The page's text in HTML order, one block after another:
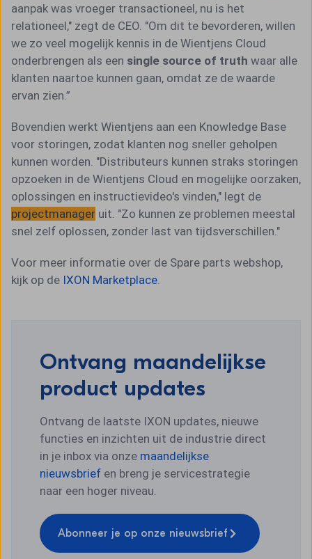
aanpak was vroeger transactioneel, nu is het
relationeel," zegt de CEO. "Om dit te bevorderen, willen
we zo veel mogelijk kennis in de Wientjens Cloud
onderbrengen als een single source of truth waar alle
klanten naartoe kunnen gaan, omdat ze de waarde
ervan zien.”
Bovendien werkt Wientjens aan een Knowledge Base
voor storingen, zodat klanten nog sneller geholpen
kunnen worden. "Distributeurs kunnen straks storingen
opzoeken in de Wientjens Cloud en mogelijke oorzaken,
oplossingen en instructievideo's vinden," legt de
projectmanager uit. "Zo kunnen ze problemen meestal
snel zelf oplossen, zonder last van tijdsverschillen."
Voor meer informatie over de Spare parts webshop,
kijk op de IXON Marketplace
Ontvang maandelijkse
product updates
Ontvang de laatste IXON updates, nieuwe
functies en inzichten uit de industrie direct
in je inbox via onze maandelijkse
nieuwsbrief en breng je servicestrategie
naar een hoger niveau.
Abonneer je op onze nieuwsbrief